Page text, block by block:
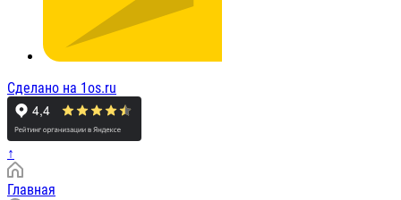
Сделано на 1os.ru
↑
Главная